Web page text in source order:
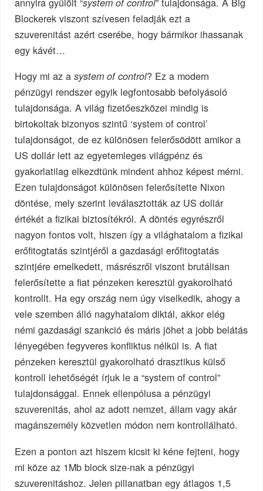
Blockerek viszont szívesen feladják ezt a
szuverenitást azért cserébe, hogy bármikor ihassanak
egy kávét…
Hogy mi az asystem of control? Ez a modern
pénzügyi rendszer egyik legfontosabb befolyásoló
tulajdonsága. A világ fizetőeszközei mindig is
birtokoltak bizonyos szintű ‘system of control’
tulajdonságot, de ez különösen felerősödött amikor a
US dollár lett az egyetemleges világpénz és
gyakorlatilag elkezdtünk mindent ahhoz képest mérni.
Ezen tulajdonságot különösen felerősítette Nixon
döntése, mely szerint leválasztották az US dollár
értékét a fizikai biztosítékról. A döntés egyrészről
nagyon fontos volt, hiszen így a világhatalom a fizikai
erőfitogtatás szintjéről a gazdasági erőfitogtatás
szintjére emelkedett, másrészről viszont brutálisan
felerősítette a fiat pénzeken keresztül gyakorolható
kontrollt. Ha egy ország nem úgy viselkedik, ahogy a
vele szemben álló nagyhatalom diktál, akkor elég
némi gazdasági szankció és máris jöhet a jobb belátás
lényegében fegyveres konfliktus nélkül is. A fiat
pénzeken keresztül gyakorolható drasztikus külső
kontroll lehetőségét írjuk le a “system of control”
tulajdonsággal. Ennek ellenpólusa a pénzügyi
szuverenitás, ahol az adott nemzet, állam vagy akár
magánszemély közvetlen módon nem kontrollálható.
Ezen a ponton azt hiszem kicsit ki kéne fejteni, hogy
mi köze az 1Mb block size-nak a pénzügyi
szuverenitáshoz. Jelen pillanatban egy átlagos 1,5